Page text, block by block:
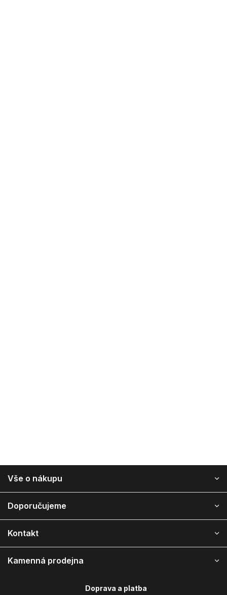
p
Vše o nákupu
Doporučujeme
Kontakt
Kamenná prodejna
Doprava a platba